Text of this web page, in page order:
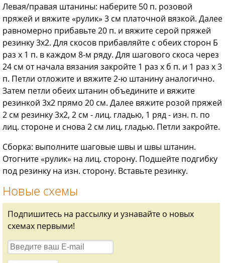
Левая/правая штанины: наберите 50 п. розовой
пряжей и вяжите «рулик» 3 см платочной вязкой. Далее
равномерно прибавьте 20 п. и вяжите серой пряжей
резинку 3x2. Для скосов прибавляйте с обеих сторон Б
раз х 1 п. в каждом 8-м ряду. Для шагового скоса через
24 см от начала вязания закройте 1 раз х б п. и 1 раз х 3
п. Петли отложите и вяжите 2-ю штанину аналогично.
Затем петли обеих штанин объедините и вяжите
резинкой 3x2 прямо 20 см. Далее вяжите розой пряжей
2 см резинку 3x2, 2 см - лиц. гладью, 1 ряд - изн. п. по
лиц. стороне и снова 2 см лиц. гладью. Петли закройте.
Сборка: выполните шаговые швы и швы штанин.
Отогните «рулик» на лиц. сторону. Подшейте подгибку
под резинку на изн. сторону. Вставьте резинку.
Новые схемы
Подпишитесь на рассылку и узнавайте о новых
схемах первыми!